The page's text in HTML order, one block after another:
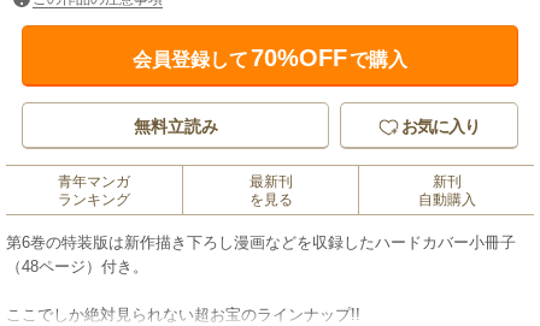
会員登録して70%OFFで購入
無料立読み お気に入り
青年マンガ
ランキング
最新刊
を見る
新刊
自動購入
第6巻の特装版は新作描き下ろし漫画などを収録したハードカバー小冊子
（48ページ）付き。
ここでしか絶対見られない超お宝のラインナップ!!